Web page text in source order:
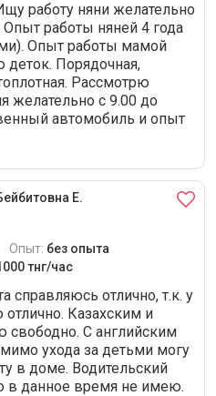
работу няни желательно
работы няней 4 года
Опыт работы мамой
деток. Порядочная,
Рассмотрю
желательно с 9.00 до
автомобиль и опыт
Е.
Опыт: без опыта
тнг/час
справляюсь отлично, т.к. у
Казахским и
С английским
ухода за детьми могу
в доме. Водительский
в данное время не имею.